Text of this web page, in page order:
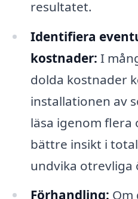
resultatet.
Identifiera
kostnader: I
dolda kostnader
installationen av
läsa igenom flera
bättre insikt i
undvika otrevliga
Förhandling: Om